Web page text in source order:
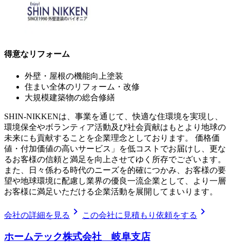
得意なリフォーム
外壁・屋根の機能向上塗装
住まい全体のリフォーム・改修
大規模建築物の総合修繕
SHIN-NIKKENは、事業を通じて、快適な住環境を実現し、
環境保全やボランティア活動及び社会貢献はもとより地球の
未来にも貢献することを企業理念としております。 価格価
値・付加価値の高いサービス」を低コストでお届けし、更な
るお客様の信頼と満足を向上させてゆく所存でございます。
また、日々係わる時代のニーズを的確につかみ、お客様の要
望や地球環境に配慮し業界の優良一流企業として、より一層
お客様に満足いただける企業活動を展開してまいります。
会社の詳細を見る chevron_right この会社に見積もり依頼をする chevron_right
ホームテック株式会社 岐阜支店